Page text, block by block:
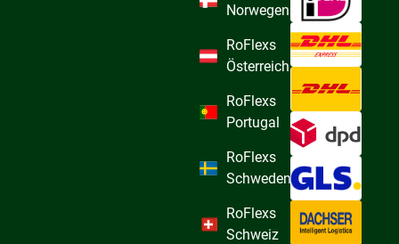
Norwegen
RoFlexs
Österreich
RoFlexs
Portugal
RoFlexs
Schweden
RoFlexs
Schweiz